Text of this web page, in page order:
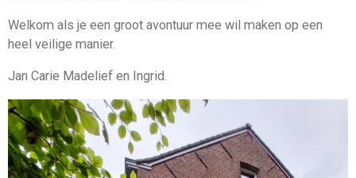
Welkom als je een groot avontuur mee wil maken op een
heel veilige manier.
Jan Carie Madelief en Ingrid.